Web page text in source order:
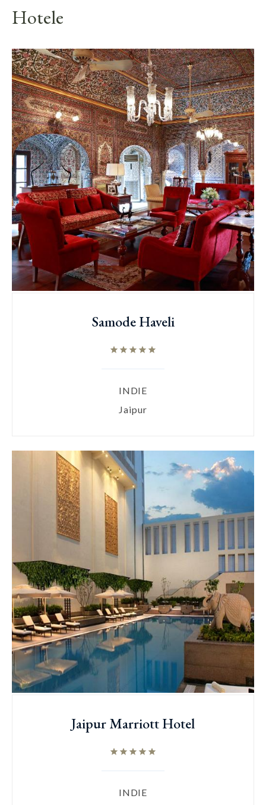
Hotele
Samode Haveli
INDIE
Jaipur
Jaipur Marriott Hotel
INDIE